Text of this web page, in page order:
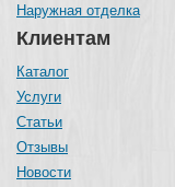
Наружная отделка
Клиентам
Каталог
Услуги
Статьи
Отзывы
Новости